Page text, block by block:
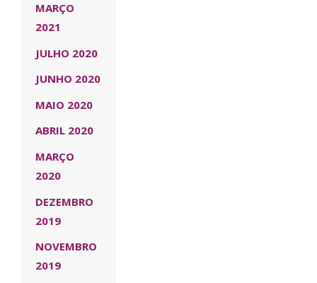
MARÇO
2021
JULHO 2020
JUNHO 2020
MAIO 2020
ABRIL 2020
MARÇO
2020
DEZEMBRO
2019
NOVEMBRO
2019